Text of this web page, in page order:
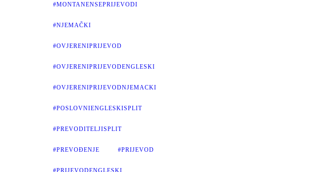
#MONTANENSEPRIJEVODI
#NJEMAČKI
#OVJERENIPRIJEVOD
#OVJERENIPRIJEVODENGLESKI
#OVJERENIPRIJEVODNJEMACKI
#POSLOVNIENGLESKISPLIT
#PREVODITELJISPLIT
#PREVOĐENJE #PRIJEVOD
#PRIJEVODENGLESKI